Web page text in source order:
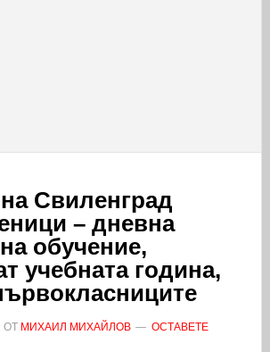
Свиленград
– дневна
обучение,
учебната година,
ОТ МИХАИЛ МИХАЙЛОВ
ОСТАВЕТЕ